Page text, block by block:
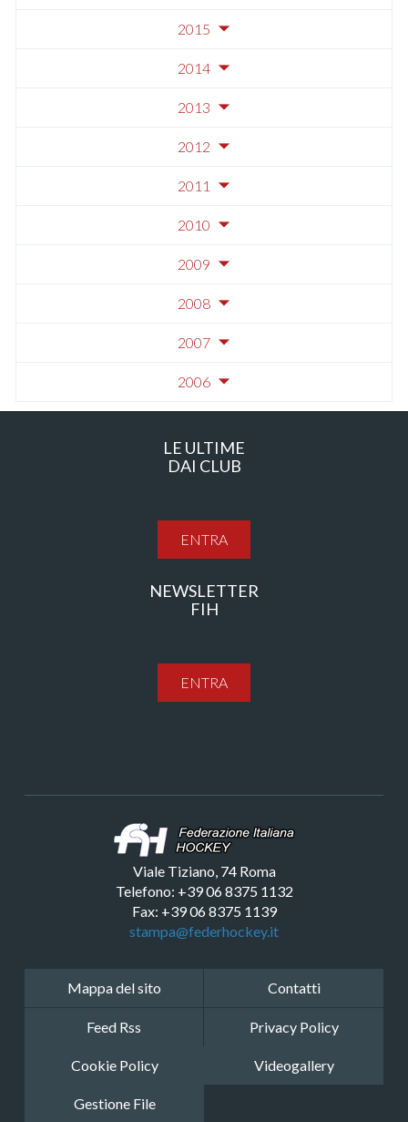
2015
2014
2013
2012
2011
2010
2009
2008
2007
2006
LE ULTIME
DAI CLUB
ENTRA
NEWSLETTER
FIH
ENTRA
Viale Tiziano, 74 Roma
Telefono: +39 06 8375 1132
Fax: +39 06 8375 1139
stampa@federhockey.it
Mappa del sito Contatti
Feed Rss Privacy Policy
Cookie Policy Videogallery
Gestione File